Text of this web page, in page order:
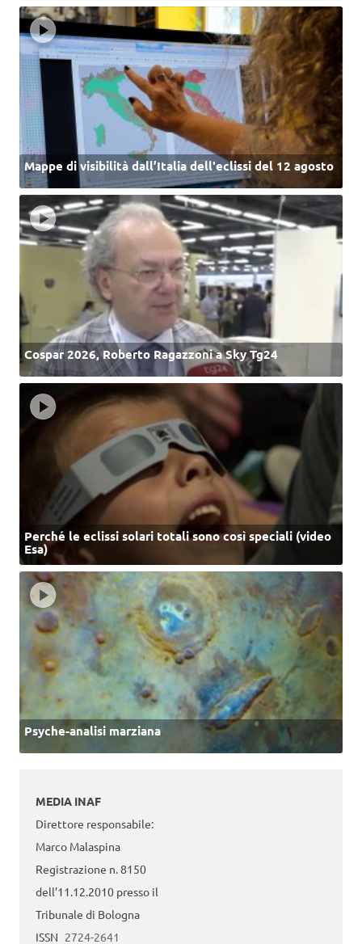
Mappe di visibilità dall’Italia dell'eclissi del 12 agosto
Cospar 2026, Roberto Ragazzoni a Sky Tg24
Perché le eclissi solari totali sono così speciali (video
Esa)
Psyche-analisi marziana
MEDIA INAF
Direttore responsabile:
Marco Malaspina
Registrazione n. 8150
dell’11.12.2010 presso il
Tribunale di Bologna
ISSN 2724-2641